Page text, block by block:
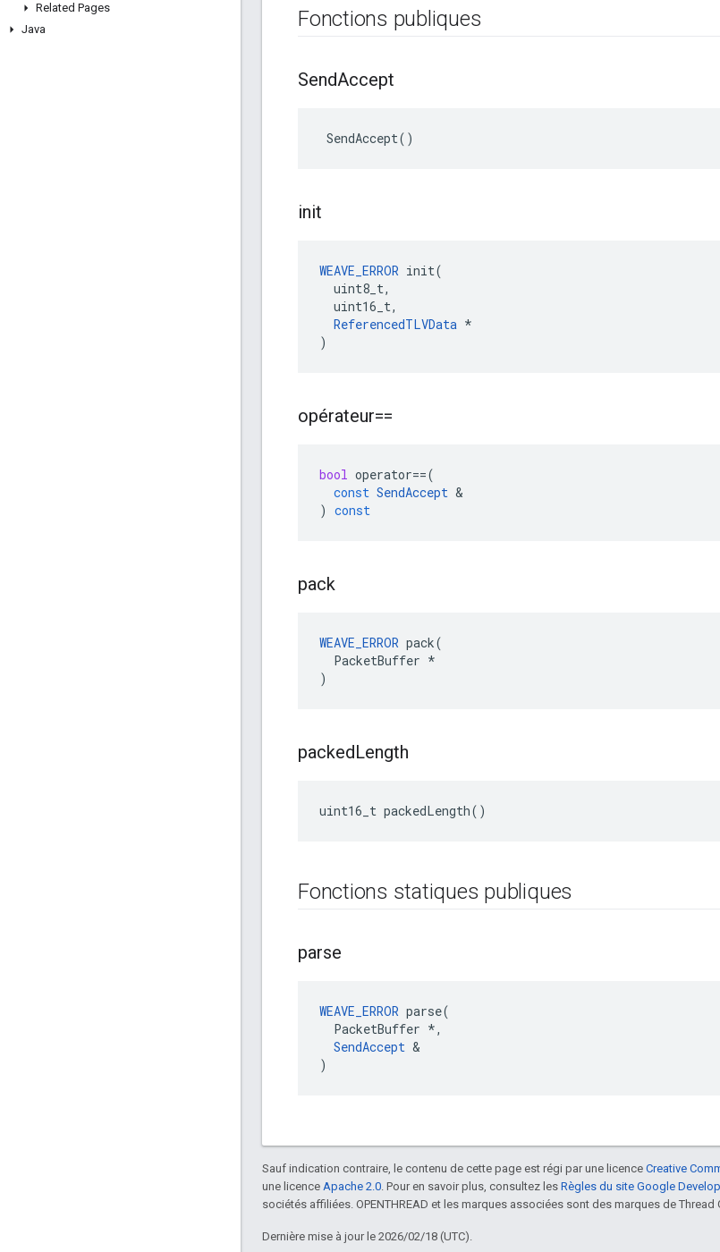
Related Pages
Java
Fonctions publiques
SendAccept
SendAccept()
init
WEAVE_ERROR init(
  uint8_t,
  uint16_t,
ReferencedTLVData *
)
opérateur==
bool operator==(
const SendAccept &
) const
pack
WEAVE_ERROR pack(
  PacketBuffer *
)
packedLength
uint16_t packedLength()
Fonctions statiques publiques
parse
WEAVE_ERROR parse(
  PacketBuffer *,
SendAccept &
)
Sauf indication contraire, le contenu de cette page est régi par une licence Creative
une licence Apache 2.0. Pour en savoir plus, consultez les Règles du site Google
sociétés affiliées. OPENTHREAD et les marques associées sont des marques de
Dernière mise à jour le 2026/02/18 (UTC).